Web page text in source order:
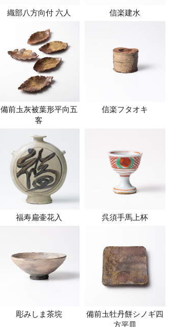
織部八方向付 六人 信楽建水
備前圡灰被葉形平向五
客
信楽フタオキ
福寿扁壷花入 呉須手馬上杯
彫みしま茶垸
備前圡牡丹餅シノギ四
方平皿